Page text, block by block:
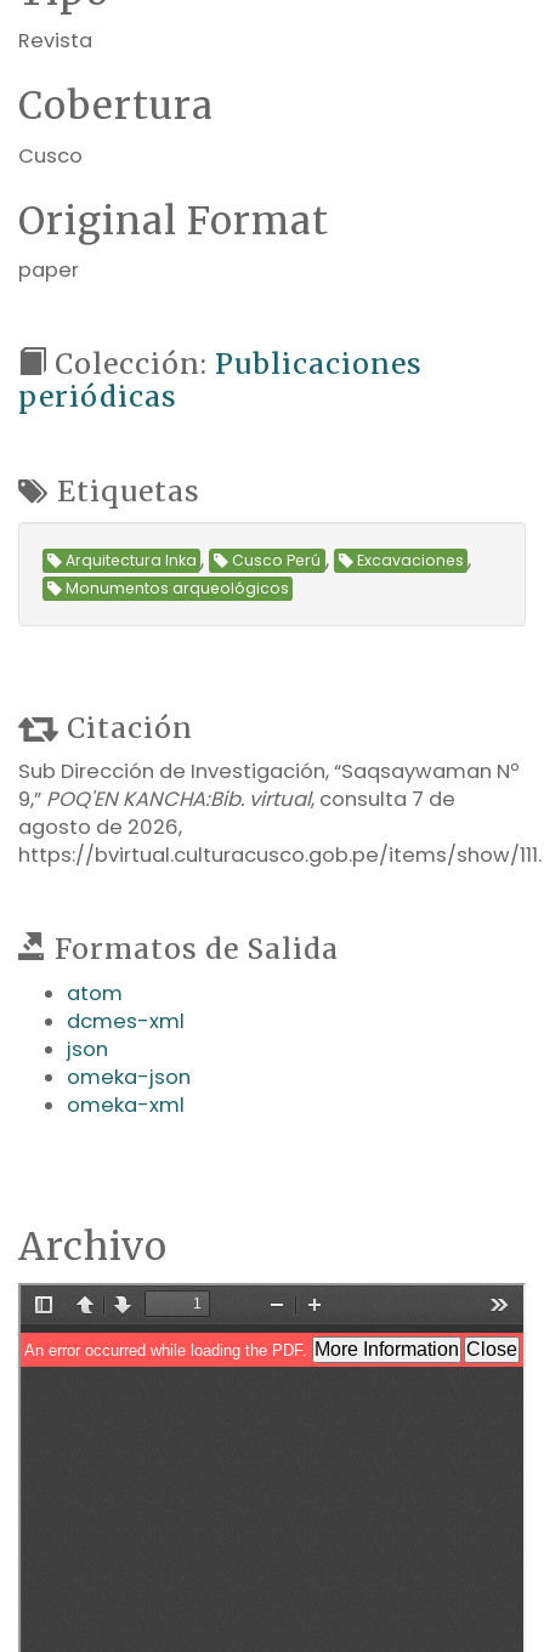
Revista
Cobertura
Cusco
Original Format
paper
Colección: Publicaciones
periódicas
Etiquetas
Arquitectura Inka , Cusco Perú , Excavaciones ,
Monumentos arqueológicos
Citación
Sub Dirección de Investigación, “Saqsaywaman Nº
9,” POQ'EN KANCHA:Bib. virtual, consulta 7 de
agosto de 2026,
https://bvirtual.culturacusco.gob.pe/items/show/111.
Formatos de Salida
atom
dcmes-xml
json
omeka-json
omeka-xml
Archivo